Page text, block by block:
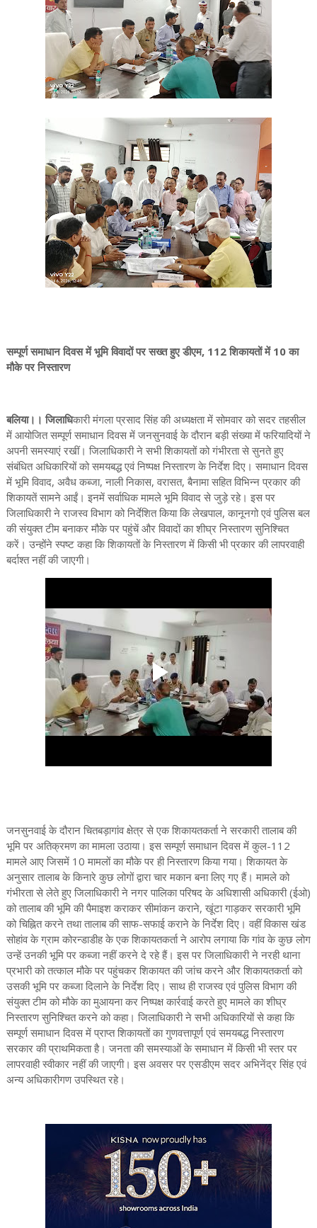
सम्पूर्ण समाधान दिवस में भूमि विवादों पर सख्त हुए डीएम, 112 शिकायतों में 10 का
मौके पर निस्तारण
बलिया।। जिलाधिकारी मंगला प्रसाद सिंह की अध्यक्षता में सोमवार को सदर तहसील
में आयोजित सम्पूर्ण समाधान दिवस में जनसुनवाई के दौरान बड़ी संख्या में फरियादियों ने
अपनी समस्याएं रखीं। जिलाधिकारी ने सभी शिकायतों को गंभीरता से सुनते हुए
संबंधित अधिकारियों को समयबद्ध एवं निष्पक्ष निस्तारण के निर्देश दिए। समाधान दिवस
में भूमि विवाद, अवैध कब्जा, नाली निकास, वरासत, बैनामा सहित विभिन्न प्रकार की
शिकायतें सामने आईं। इनमें सर्वाधिक मामले भूमि विवाद से जुड़े रहे। इस पर
जिलाधिकारी ने राजस्व विभाग को निर्देशित किया कि लेखपाल, कानूनगो एवं पुलिस बल
की संयुक्त टीम बनाकर मौके पर पहुंचें और विवादों का शीघ्र निस्तारण सुनिश्चित
करें। उन्होंने स्पष्ट कहा कि शिकायतों के निस्तारण में किसी भी प्रकार की लापरवाही
बर्दाश्त नहीं की जाएगी।
जनसुनवाई के दौरान चितबड़ागांव क्षेत्र से एक शिकायतकर्ता ने सरकारी तालाब की
भूमि पर अतिक्रमण का मामला उठाया। इस सम्पूर्ण समाधान दिवस में कुल-112
मामले आए जिसमें 10 मामलों का मौके पर ही निस्तारण किया गया। शिकायत के
अनुसार तालाब के किनारे कुछ लोगों द्वारा चार मकान बना लिए गए हैं। मामले को
गंभीरता से लेते हुए जिलाधिकारी ने नगर पालिका परिषद के अधिशासी अधिकारी (ईओ)
को तालाब की भूमि की पैमाइश कराकर सीमांकन कराने, खूंटा गाड़कर सरकारी भूमि
को चिह्नित करने तथा तालाब की साफ-सफाई कराने के निर्देश दिए। वहीं विकास खंड
सोहांव के ग्राम कोरन्डाडीह के एक शिकायतकर्ता ने आरोप लगाया कि गांव के कुछ लोग
उन्हें उनकी भूमि पर कब्जा नहीं करने दे रहे हैं। इस पर जिलाधिकारी ने नरही थाना
प्रभारी को तत्काल मौके पर पहुंचकर शिकायत की जांच करने और शिकायतकर्ता को
उसकी भूमि पर कब्जा दिलाने के निर्देश दिए। साथ ही राजस्व एवं पुलिस विभाग की
संयुक्त टीम को मौके का मुआयना कर निष्पक्ष कार्रवाई करते हुए मामले का शीघ्र
निस्तारण सुनिश्चित करने को कहा। जिलाधिकारी ने सभी अधिकारियों से कहा कि
सम्पूर्ण समाधान दिवस में प्राप्त शिकायतों का गुणवत्तापूर्ण एवं समयबद्ध निस्तारण
सरकार की प्राथमिकता है। जनता की समस्याओं के समाधान में किसी भी स्तर पर
लापरवाही स्वीकार नहीं की जाएगी। इस अवसर पर एसडीएम सदर अभिनेंद्र सिंह एवं
अन्य अधिकारीगण उपस्थित रहे।